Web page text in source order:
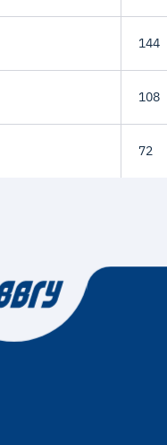
144
108
72